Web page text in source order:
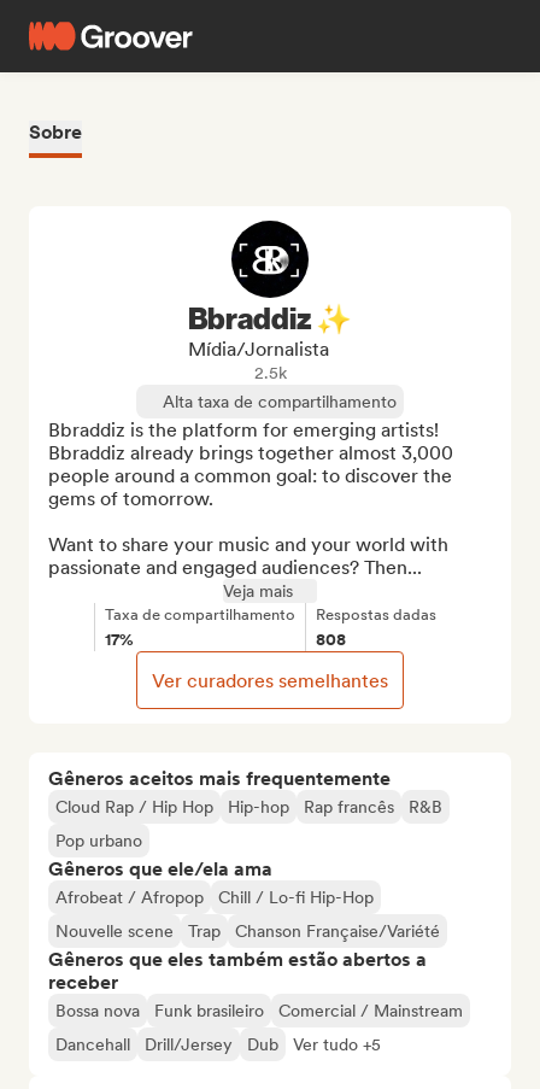
Sobre
Gêneros aceitos mais frequentemente
Cloud Rap / Hip Hop Hip-hop Rap francês
R&B
Pop urbano
Gêneros que ele/ela ama
Afrobeat / Afropop
Chill / Lo-fi Hip-Hop
Nouvelle scene
Trap Chanson Française/Variété
Gêneros que eles também estão abertos a
receber
Bossa nova Funk brasileiro
Comercial / Mainstream
Dancehall
Drill/Jersey Dub Ver tudo +5
Bbraddiz ✨
Mídia/Jornalista
2.5k
Alta taxa de compartilhamento
Bbraddiz is the platform for emerging artists!
Bbraddiz already brings together almost 3,000
people around a common goal: to discover the
gems of tomorrow.
Want to share your music and your world with
passionate and engaged audiences? Then...
Veja mais
Taxa de compartilhamento
17%
Respostas dadas
808
Ver curadores semelhantes